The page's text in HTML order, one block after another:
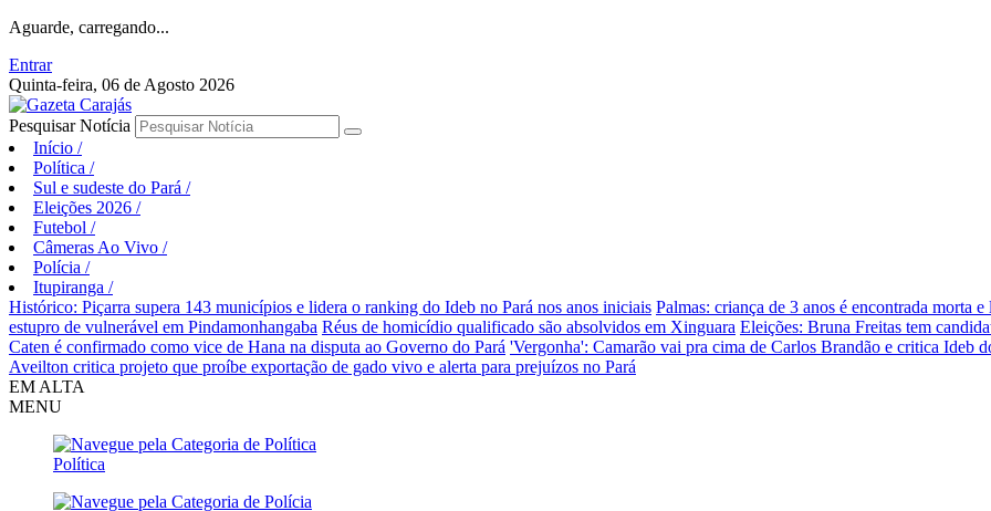
Aguarde, carregando...
Entrar
Quinta-feira, 06 de Agosto 2026
Pesquisar Notícia
Início /
Política /
Sul e sudeste do Pará /
Eleições 2026 /
Futebol /
Câmeras Ao Vivo /
Polícia /
Itupiranga /
Histórico: Piçarra supera 143 municípios e lidera o ranking do Ideb no Pará nos anos iniciais Palmas: criança de 3 anos é encontrada morta e
estupro de vulnerável em Pindamonhangaba Réus de homicídio qualificado são absolvidos em Xinguara Eleições: Bruna Freitas tem
Caten é confirmado como vice de Hana na disputa ao Governo do Pará 'Vergonha': Camarão vai pra cima de Carlos Brandão e critica Ideb
Aveilton critica projeto que proíbe exportação de gado vivo e alerta para prejuízos no Pará
EM ALTA
MENU
Política